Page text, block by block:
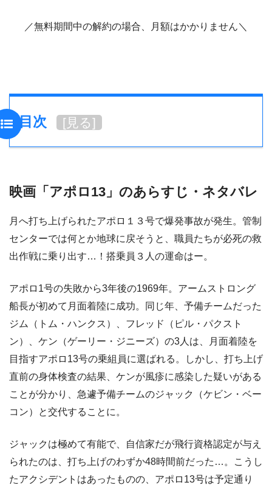
／無料期間中の解約の場合、月額はかかりません＼
目次 [見る]
映画「アポロ13」のあらすじ・ネタバレ
月へ打ち上げられたアポロ１３号で爆発事故が発生。管制
センターでは何とか地球に戻そうと、職員たちが必死の救
出作戦に乗り出す…！搭乗員３人の運命はー。
アポロ1号の失敗から3年後の1969年。アームストロング
船長が初めて月面着陸に成功。同じ年、予備チームだった
ジム（トム・ハンクス）、フレッド（ピル・パクスト
ン）、ケン（ゲーリー・ジニーズ）の3人は、月面着陸を
目指すアポロ13号の乗組員に選ばれる。しかし、打ち上げ
直前の身体検査の結果、ケンが風疹に感染した疑いがある
ことが分かり、急遽予備チームのジャック（ケビン・ベー
コン）と交代することに。
ジャックは極めて有能で、自信家だが飛行資格認定が与え
られたのは、打ち上げのわずか48時間前だった…。こうし
たアクシデントはあったものの、アポロ13号は予定通り